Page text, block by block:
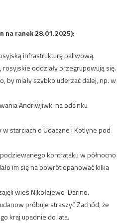
na ranek 28.01.2025):
infrastrukturę paliwową.
rosyjskie oddziały przegrupowują się.
by miały szybko uderzać dalej, np. w
Andriwjiwki na odcinku
starciach o Udaczne i Kotlyne pod
kontrataku w północno
im się na powrót opanować kilka
wieś Nikołajewo-Darino.
próbuje straszyć Zachód, że
kraj upadnie do lata.